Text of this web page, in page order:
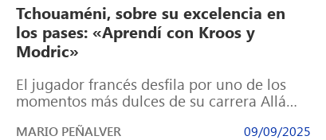
Tchouaméni, sobre su excelencia en
los pases: «Aprendí con Kroos y
Modric»
El jugador francés desfila por uno de los
momentos más dulces de su carrera Allá
MARIO PEÑALVER 09/09/2025